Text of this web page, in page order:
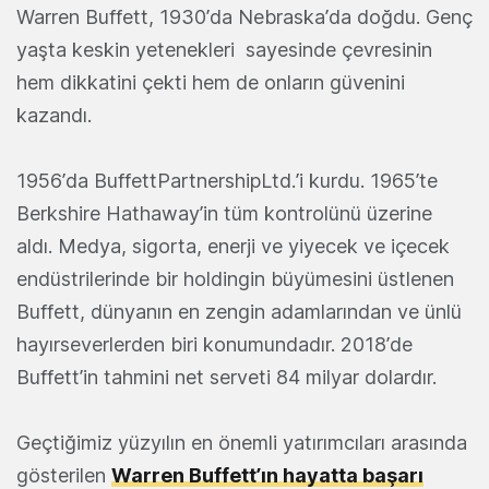
Warren Buffett, 1930’da Nebraska’da doğdu. Genç
yaşta keskin yetenekleri sayesinde çevresinin
hem dikkatini çekti hem de onların güvenini
kazandı.
1956’da BuffettPartnershipLtd.’i kurdu. 1965’te
Berkshire Hathaway’in tüm kontrolünü üzerine
aldı. Medya, sigorta, enerji ve yiyecek ve içecek
endüstrilerinde bir holdingin büyümesini üstlenen
Buffett, dünyanın en zengin adamlarından ve ünlü
hayırseverlerden biri konumundadır. 2018’de
Buffett’in tahmini net serveti 84 milyar dolardır.
Geçtiğimiz yüzyılın en önemli yatırımcıları arasında
gösterilen Warren Buffett’ın hayatta başarı